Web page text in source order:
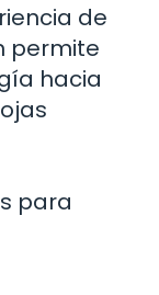
de
permite
hacia
para